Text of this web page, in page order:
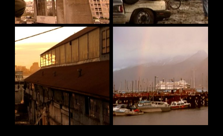
FRANCOPHONE
(RVCQF2025)